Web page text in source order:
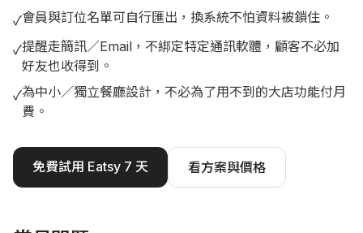
✓會員與訂位名單可自行匯出，換系統不怕資料被鎖住。
✓提醒走簡訊／Email，不綁定特定通訊軟體，顧客不必加
好友也收得到。
✓為中小／獨立餐廳設計，不必為了用不到的大店功能付月
費。
免費試用 Eatsy 7 天 看方案與價格